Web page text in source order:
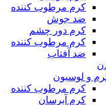
کرم مرطوب کننده
ضد جوش
کرم دور چشم
کرم مرطوب کننده
ضد آفتاب
و لوسیون
کرم مرطوب کننده
کرم آبرسان